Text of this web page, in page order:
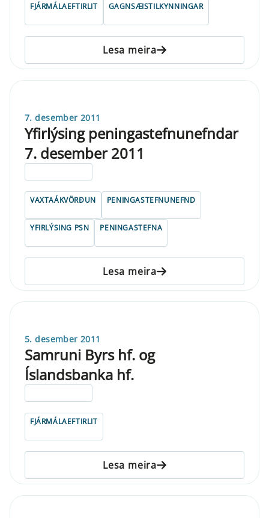
FJÁRMÁLAEFTIRLIT GAGNSÆISTILKYNNINGAR
Lesa meira
7. desember 2011
Yfirlýsing peningastefnunefndar
7. desember 2011
VAXTAÁKVÖRÐUN PENINGASTEFNUNEFND
YFIRLÝSING PSN PENINGASTEFNA
Lesa meira
5. desember 2011
Samruni Byrs hf. og
Íslandsbanka hf.
FJÁRMÁLAEFTIRLIT
Lesa meira